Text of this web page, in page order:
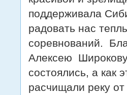
поддерживала
радовать нас
соревнований.
Алексею Широкову
состоялись, а как
расчищали реку